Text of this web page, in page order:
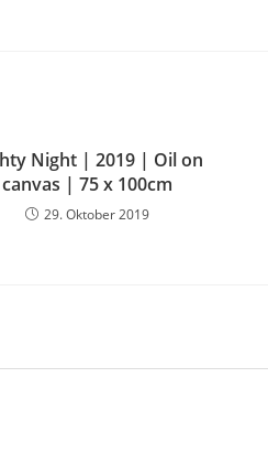
Night | 2019 | Oil on
canvas | 75 x 100cm
29. Oktober 2019